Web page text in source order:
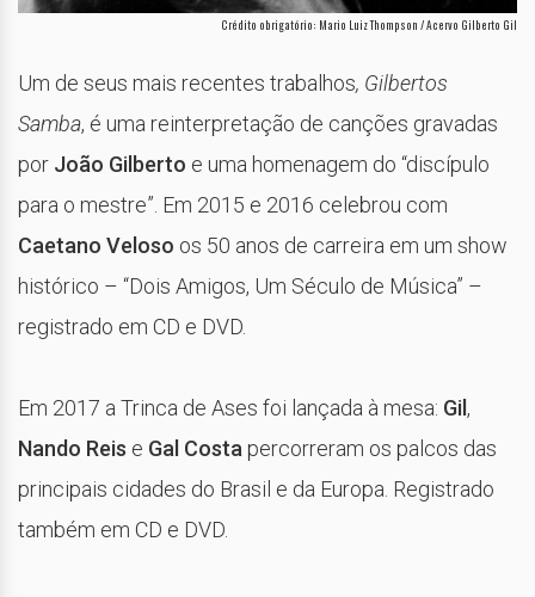
Crédito obrigatório: Mario Luiz Thompson / Acervo Gilberto Gil
Um de seus mais recentes trabalhos, Gilbertos
Samba, é uma reinterpretação de canções gravadas
por João Gilberto e uma homenagem do “discípulo
para o mestre”. Em 2015 e 2016 celebrou com
Caetano Veloso os 50 anos de carreira em um show
histórico – “Dois Amigos, Um Século de Música” –
registrado em CD e DVD.
Em 2017 a Trinca de Ases foi lançada à mesa: Gil ,
Nando Reis e Gal Costa percorreram os palcos das
principais cidades do Brasil e da Europa. Registrado
também em CD e DVD.